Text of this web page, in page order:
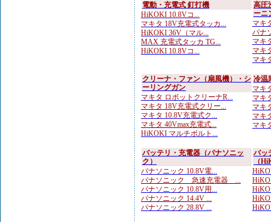
電動・充電式 釘打機
HiKOKI 10.8Vコ...
マキタ 18V充電式タッカ...
HiKOKI 36V（マル...
MAX 充電式タッカ TG...
HiKOKI 10.8Vコ...
高圧
ーニ
マキ
パナ
マキ
マキ
マキ
クリーナ・ファン（扇風機）・シ
ーリングガン
マキタ ロボットクリーナR...
マキタ 18V充電式クリー...
マキタ 10.8V充電式ク...
マキタ 40Vmax充電式...
HiKOKI マルチボルト...
冷温
マキ
マキ
マキ
マキ
マキ
バッテリ・充電器（パナソニッ
ク）
パナソニック 10.8V電...
パナソニック 急速充電器 ...
パナソニック 10.8V用...
パナソニック 14.4V ...
パナソニック 28.8V ...
バッ
（